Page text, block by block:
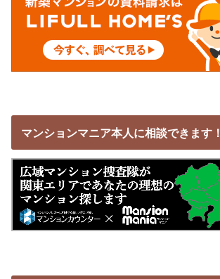
マンションマニア本人に相談できます！